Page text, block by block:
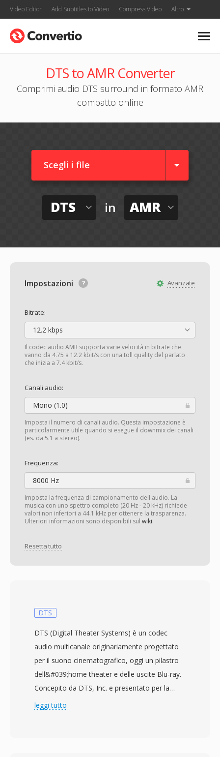
Video Editor Add Subtitles to Video Compress Video Altro
DTS to AMR Converter
Comprimi audio DTS surround in formato AMR
compatto online
Scegli i file
DTS in AMR
Avanzate
Impostazioni
Bitrate:
12.2 kbps
Il codec audio AMR supporta varie velocità in bitrate che
vanno da 4.75 a 12.2 kbit/s con una toll quality del parlato
che inizia a 7.4 kbit/s.
Canali audio:
Mono (1.0)
Imposta il numero di canali audio. Questa impostazione è
particolarmente utile quando si esegue il downmix dei canali
(es. da 5.1 a stereo).
Frequenza:
8000 Hz
Imposta la frequenza di campionamento dell'audio. La
musica con uno spettro completo (20 Hz - 20 kHz) richiede
valori non inferiori a 44.1 kHz per ottenere la trasparenza.
Ulteriori informazioni sono disponibili sul wiki.
Resetta tutto
DTS
DTS (Digital Theater Systems) è un codec
audio multicanale originariamente progettato
per il suono cinematografico, oggi un pilastro
dell&#039;home theater e delle uscite Blu-ray.
Concepito da DTS, Inc. e presentato per la
prima volta al cinema nel 1993 in occasione del
leggi tutto